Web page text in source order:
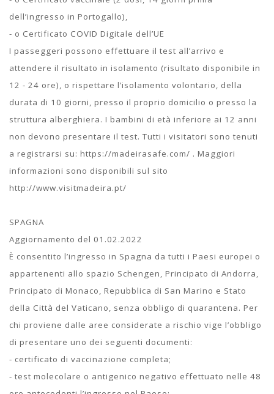
dell’ingresso in Portogallo),
- o Certificato COVID Digitale dell’UE
I passeggeri possono effettuare il test all’arrivo e
attendere il risultato in isolamento (risultato disponibile in
12 - 24 ore), o rispettare l’isolamento volontario, della
durata di 10 giorni, presso il proprio domicilio o presso la
struttura alberghiera. I bambini di età inferiore ai 12 anni
non devono presentare il test. Tutti i visitatori sono tenuti
a registrarsi su: https://madeirasafe.com/ . Maggiori
informazioni sono disponibili sul sito
http://www.visitmadeira.pt/
SPAGNA
Aggiornamento del 01.02.2022
È consentito l’ingresso in Spagna da tutti i Paesi europei o
appartenenti allo spazio Schengen, Principato di Andorra,
Principato di Monaco, Repubblica di San Marino e Stato
della Città del Vaticano, senza obbligo di quarantena. Per
chi proviene dalle aree considerate a rischio vige l’obbligo
di presentare uno dei seguenti documenti:
- certificato di vaccinazione completa;
- test molecolare o antigenico negativo effettuato nelle 48